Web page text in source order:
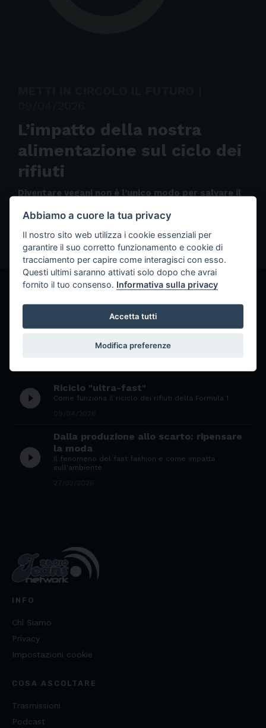
L’impatto della nostra
alimentazione sul ciclo dei
rifiuti
Diventare vegani non è l’unico modo per salvare il
Ambiente e criminalità organizzata
play_circle_filled Riciclo "ultra-fast"
Come funziona il riciclo dei rifiuti della Formula 1
play_circle_filled
Dalla produzione allo scarto: ripensare
la moda
Il fenomeno del fast fashion e come impatta
sull'ambiente
INFO
Chi Siamo
Privacy
Impostazioni cookie
COSA ASCOLTARE
Trasmissioni
Podcast
Abbiamo a cuore la tua privacy
Il nostro sito web utilizza i cookie essenziali per
garantire il suo corretto funzionamento e cookie di
tracciamento per capire come interagisci con esso.
Questi ultimi saranno attivati solo dopo che avrai
fornito il tuo consenso. Informativa sulla privacy
Accetta tutti
Modifica preferenze